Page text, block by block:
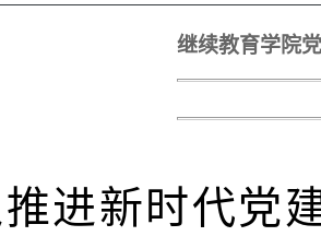
继续教育学院
进新时代党